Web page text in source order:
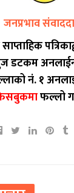
जनप्रभाव
डटकम अनलाईन
नं. १
फल्लो